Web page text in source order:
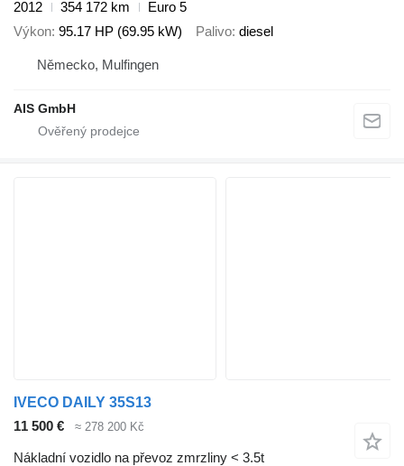
2012
354 172 km
Euro 5
Výkon 95.17 HP (69.95 kW) Palivo diesel
Německo, Mulfingen
AIS GmbH
IVECO DAILY 35S13
11 500 €
≈ 278 200 Kč
Nákladní vozidlo na převoz zmrzliny < 3.5t